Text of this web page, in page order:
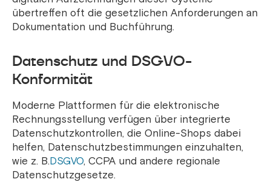
übertreffen oft die gesetzlichen Anforderungen an
Dokumentation und Buchführung.
Datenschutz und DSGVO-
Konformität
Moderne Plattformen für die elektronische
Rechnungsstellung verfügen über integrierte
Datenschutzkontrollen, die Online-Shops dabei
helfen, Datenschutzbestimmungen einzuhalten,
wie z. B.DSGVO, CCPA und andere regionale
Datenschutzgesetze.